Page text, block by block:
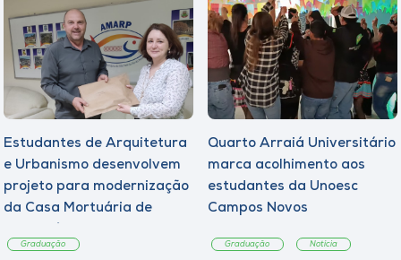
Estudantes de Arquitetura
e Urbanismo desenvolvem
projeto para modernização
da Casa Mortuária de
Graduação
Quarto Arraiá Universitário
marca acolhimento aos
estudantes da Unoesc
Campos Novos
Graduação Notícia